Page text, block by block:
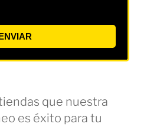
que nuestra
es éxito para tu